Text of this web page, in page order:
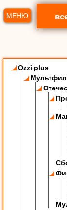
МЕНЮ
Ozzi.plus